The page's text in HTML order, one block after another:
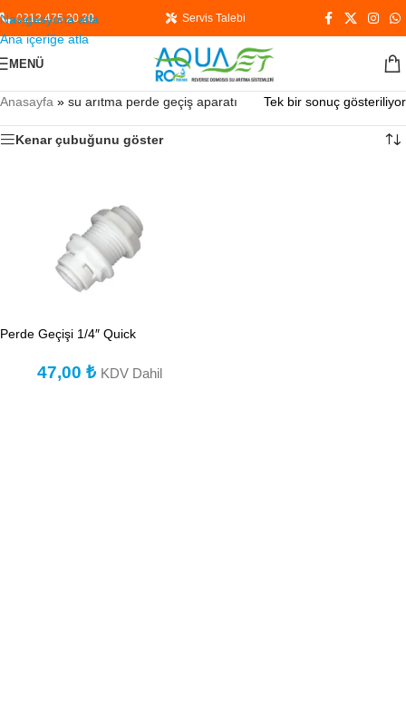
Navigasyona atla
Ana içeriğe atla
0212 475 20 20 Servis Talebi
MENÜ
Anasayfa » su arıtma perde geçiş aparatı Tek bir sonuç gösteriliyor
Kenar çubuğunu göster
Perde Geçişi 1/4″ Quick
47,00 ₺ KDV Dahil